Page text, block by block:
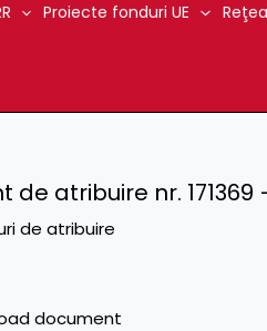
Proiecte fonduri UE
de atribuire nr.
de atribuire
document